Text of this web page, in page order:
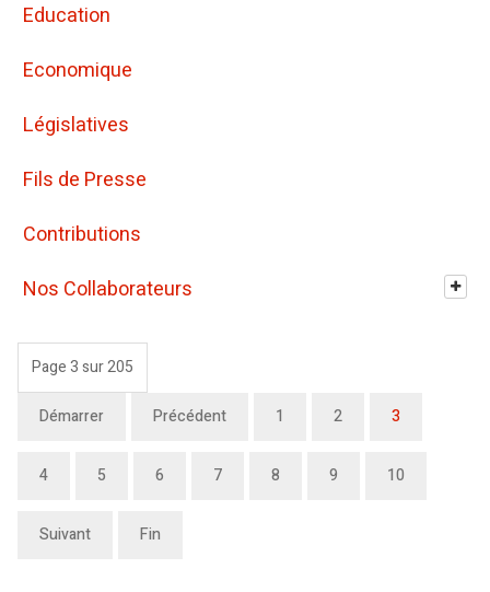
Education
Economique
Législatives
Fils de Presse
Contributions
Nos Collaborateurs
Page 3 sur 205
Démarrer Précédent 1 2 3
4 5 6 7 8 9 10
Suivant Fin